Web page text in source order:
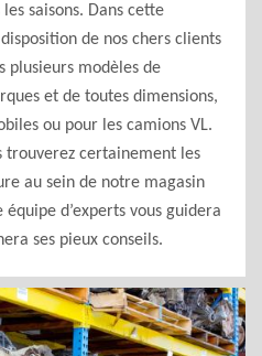
saisons. Dans cette
de nos chers clients
plusieurs modèles de
et de toutes dimensions,
ou pour les camions VL.
trouverez certainement les
au sein de notre magasin
d’experts vous guidera
ses pieux conseils.